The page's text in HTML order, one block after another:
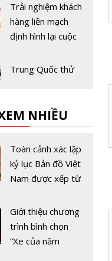
Trải nghiệm khách
hàng liền mạch
định hình lại cuộc
điện tử Việt Nam
Trung Quốc thử
nhanh, đạt 70%
trong hơn 3 phút
Nam và Trung
Quốc tăng cường
hợp tác điều tra,
gian lận thương
mại
NHIỀU
Toàn cảnh xác lập
kỷ lục Bản đồ Việt
Nam được xếp từ
năm 2022
Giới thiệu chương
trình bình chọn
“Xe của năm